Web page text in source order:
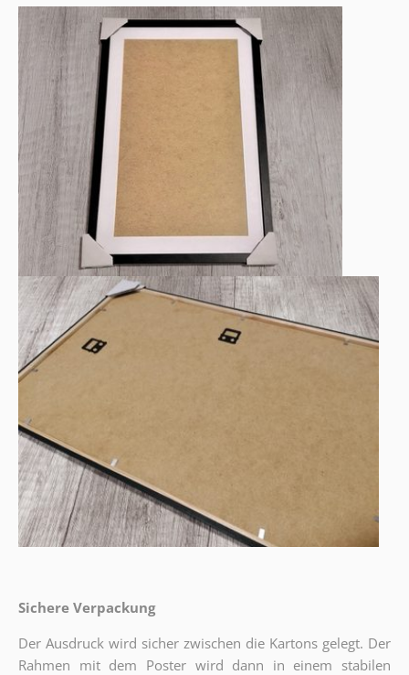
Sichere Verpackung
Der Ausdruck wird sicher zwischen die Kartons gelegt. Der
Rahmen mit dem Poster wird dann in einem stabilen